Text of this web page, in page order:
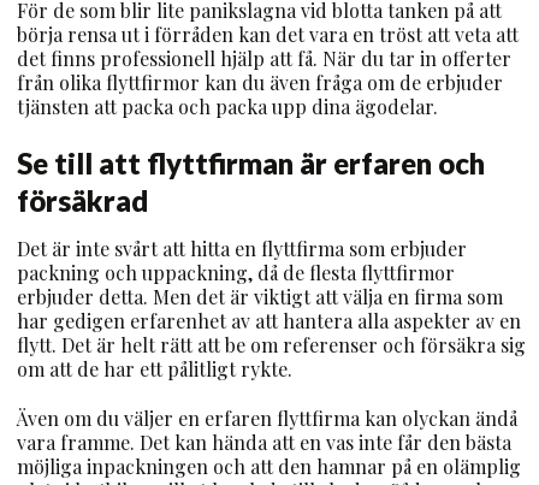
För de som blir lite panikslagna vid blotta tanken på att
börja rensa ut i förråden kan det vara en tröst att veta att
det finns professionell hjälp att få. När du tar in offerter
från olika flyttfirmor kan du även fråga om de erbjuder
tjänsten att packa och packa upp dina ägodelar.
Se till att flyttfirman är erfaren och
försäkrad
Det är inte svårt att hitta en flyttfirma som erbjuder
packning och uppackning, då de flesta flyttfirmor
erbjuder detta. Men det är viktigt att välja en firma som
har gedigen erfarenhet av att hantera alla aspekter av en
flytt. Det är helt rätt att be om referenser och försäkra sig
om att de har ett pålitligt rykte.
Även om du väljer en erfaren flyttfirma kan olyckan ändå
vara framme. Det kan hända att en vas inte får den bästa
möjliga inpackningen och att den hamnar på en olämplig